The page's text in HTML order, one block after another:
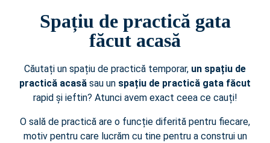
Spațiu de practică gata
făcut acasă
Căutați un spațiu de practică temporar, un spațiu de
practică acasă sau un spațiu de practică gata făcut
rapid și ieftin? Atunci avem exact ceea ce cauți!
O sală de practică are o funcție diferită pentru fiecare,
motiv pentru care lucrăm cu tine pentru a construi un